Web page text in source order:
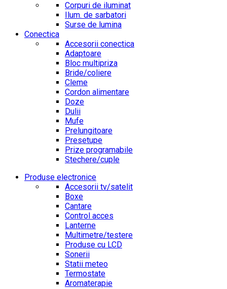
Corpuri de iluminat
Ilum. de sarbatori
Surse de lumina
Conectica
Accesorii conectica
Adaptoare
Bloc multipriza
Bride/coliere
Cleme
Cordon alimentare
Doze
Dulii
Mufe
Prelungitoare
Presetupe
Prize programabile
Stechere/cuple
Produse electronice
Accesorii tv/satelit
Boxe
Cantare
Control acces
Lanterne
Multimetre/testere
Produse cu LCD
Sonerii
Statii meteo
Termostate
Aromaterapie